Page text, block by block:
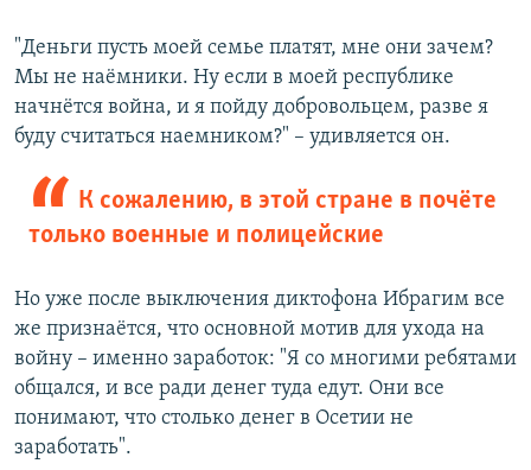
"Деньги пусть моей семье платят, мне они зачем?
Мы не наёмники. Ну если в моей республике
начнётся война, и я пойду добровольцем, разве я
буду считаться наемником?" – удивляется он.
К сожалению, в этой стране в почёте
только военные и полицейские
Но уже после выключения диктофона Ибрагим все
же признаётся, что основной мотив для ухода на
войну – именно заработок: "Я со многими ребятами
общался, и все ради денег туда едут. Они все
понимают, что столько денег в Осетии не
заработать".